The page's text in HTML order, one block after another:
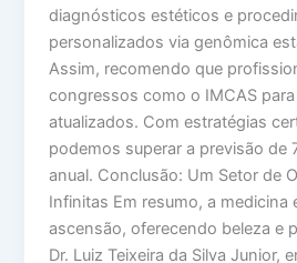
diagnósticos estéticos e
personalizados via genômica
Assim, recomendo que
congressos como o IMCAS
atualizados. Com estratégias
podemos superar a previsão de
anual. Conclusão: Um Setor de
Infinitas Em resumo, a medicina
ascensão, oferecendo beleza e
Dr. Luiz Teixeira da Silva Junior,